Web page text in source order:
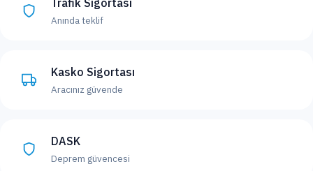
Trafik Sigortası
Anında teklif
Kasko Sigortası
Aracınız güvende
DASK
Deprem güvencesi